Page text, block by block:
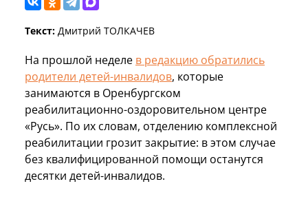
Текст: Дмитрий ТОЛКАЧЕВ
На прошлой неделе в редакцию обратились
родители детей-инвалидов, которые
занимаются в Оренбургском
реабилитационно-оздоровительном центре
«Русь». По их словам, отделению комплексной
реабилитации грозит закрытие: в этом случае
без квалифицированной помощи останутся
десятки детей-инвалидов.